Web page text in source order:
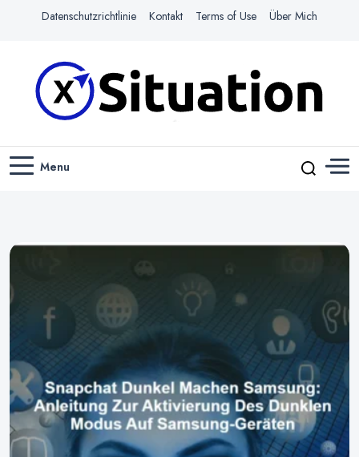
Datenschutzrichtlinie Kontakt Terms of Use Über Mich
X-SITUATION
Menu